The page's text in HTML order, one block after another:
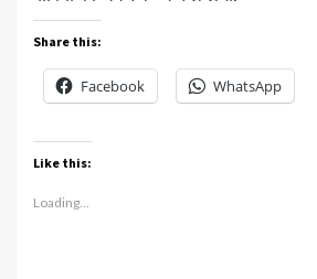
Share this:
Facebook WhatsApp
Like this:
Loading...